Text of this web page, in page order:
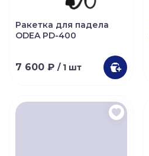
Ракетка для падела
ODEA PD-400
7 600 ₽/ 1 шт